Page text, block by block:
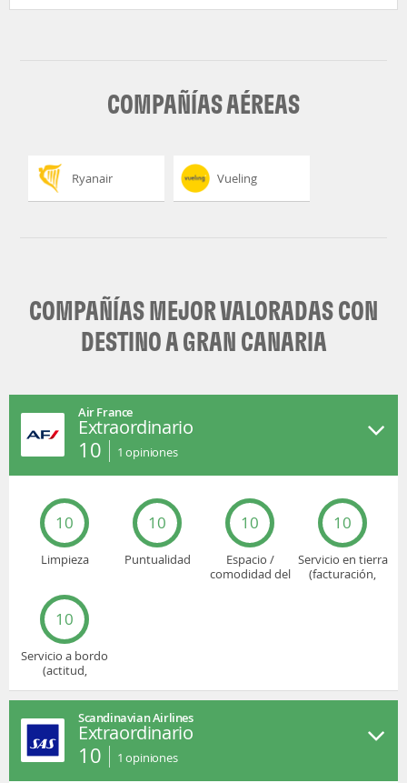
COMPAÑÍAS AÉREAS
Ryanair Vueling
COMPAÑÍAS MEJOR VALORADAS CON
DESTINO A GRAN CANARIA
Air France
Extraordinario
10 1 opiniones
10
Limpieza
10
Puntualidad
10
Espacio /
comodidad del
10
Servicio en tierra
(facturación,
10
Servicio a bordo
(actitud,
Scandinavian Airlines
Extraordinario
10 1 opiniones